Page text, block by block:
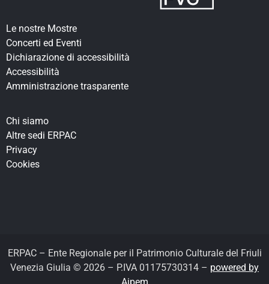
Le nostre Mostre
Concerti ed Eventi
Dichiarazione di accessibilità
Accessibilità
Amministrazione trasparente
Chi siamo
Altre sedi ERPAC
Privacy
Cookies
ERPAC – Ente Regionale per il Patrimonio Culturale del Friuli
Venezia Giulia © 2026 – P.IVA 01175730314 – powered by